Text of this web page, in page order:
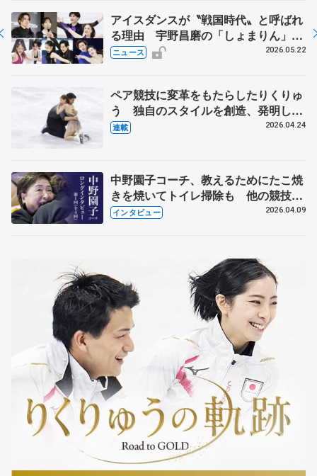
アイスダンスが〝戦国時代〟と呼ばれ
る理由 宇野昌磨の「しょまりん」ら
実力者が相次いで参戦 国内の競争激
ニュース 2026.05.22
ペア競技に変革をもたらしたりくりゅ
う 独自のスタイルを創造、発明した
【引退発表後②】
連載 2026.04.24
中野園子コーチ、教えるためにたこ焼
きを焼いてトイレ掃除も 他の競技に
も通用するという坂本花織の筋肉
インタビュー 2026.04.09